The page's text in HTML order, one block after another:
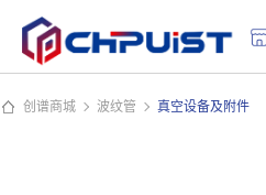
创谱商城 波纹管 真空设备及附件